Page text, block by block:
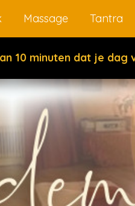
Massage Tantra
10 minuten dat je dag